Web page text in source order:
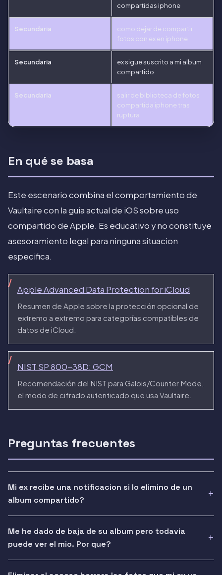
compartidas iphone
Secundaria
como dejar de compartir
fotos con ex en iphone
Secundaria
ex sigue suscrito a mi album
compartido
Secundaria
salir de biblioteca de fotos
compartida iphone tras
ruptura
En qué se basa
Este escenario combina el comportamiento de
Vaultaire con la guia actual de iOS sobre uso
compartido de Apple. Es educativo y no constituye
asesoramiento legal para ninguna situacion
especifica.
Apple Advanced Data Protection for iCloud
Resumen de Apple sobre la protección opcional de
extremo a extremo para categorías compatibles de
datos de iCloud.
NIST SP 800-38D: GCM
Recomendación del NIST para Galois/Counter Mode,
el modo de cifrado autenticado que usa Vaultaire.
Preguntas frecuentes
Mi ex recibe una notificacion si lo elimino de un
album compartido?
Me he dado de baja de su album pero todavia
puede ver el mio. Por que?